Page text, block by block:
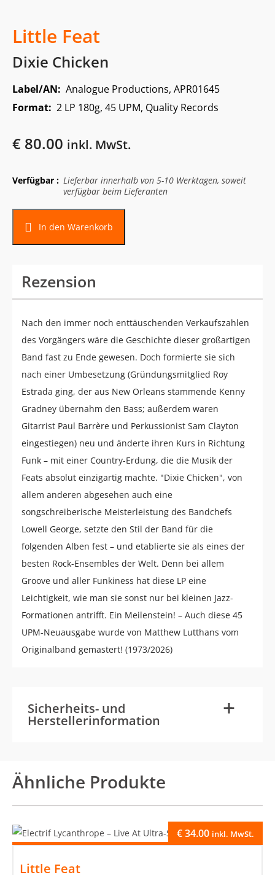
Little Feat
Dixie Chicken
Label/AN: Analogue Productions, APR01645
Format: 2 LP 180g, 45 UPM, Quality Records
€ 80.00 inkl. MwSt.
Verfügbar : Lieferbar innerhalb von 5-10 Werktagen, soweit
verfügbar beim Lieferanten
In den Warenkorb
Rezension
Nach den immer noch enttäuschenden Verkaufszahlen
des Vorgängers wäre die Geschichte dieser großartigen
Band fast zu Ende gewesen. Doch formierte sie sich
nach einer Umbesetzung (Gründungsmitglied Roy
Estrada ging, der aus New Orleans stammende Kenny
Gradney übernahm den Bass; außerdem waren
Gitarrist Paul Barrère und Perkussionist Sam Clayton
eingestiegen) neu und änderte ihren Kurs in Richtung
Funk – mit einer Country-Erdung, die die Musik der
Feats absolut einzigartig machte. "Dixie Chicken", von
allem anderen abgesehen auch eine
songschreiberische Meisterleistung des Bandchefs
Lowell George, setzte den Stil der Band für die
folgenden Alben fest – und etablierte sie als eines der
besten Rock-Ensembles der Welt. Denn bei allem
Groove und aller Funkiness hat diese LP eine
Leichtigkeit, wie man sie sonst nur bei kleinen Jazz-
Formationen antrifft. Ein Meilenstein! – Auch diese 45
UPM-Neuausgabe wurde von Matthew Lutthans vom
Originalband gemastert! (1973/2026)
Sicherheits- und
Herstellerinformation +
-
Ähnliche Produkte
Little Feat
€34.00 inkl. MwSt.